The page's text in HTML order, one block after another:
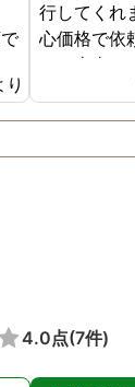
行してくれ
心価格で依
す。本当に
4.0点(7件)